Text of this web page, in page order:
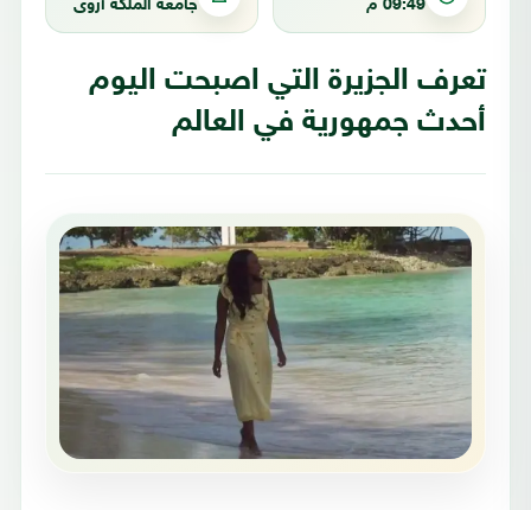
09:49 م جامعة الملكة أروى
تعرف الجزيرة التي اصبحت اليوم
أحدث جمهورية في العالم